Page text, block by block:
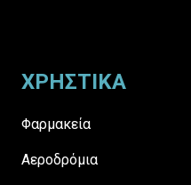
ΧΡΗΣΤΙΚΑ
Φαρμακεία
Αεροδρόμια